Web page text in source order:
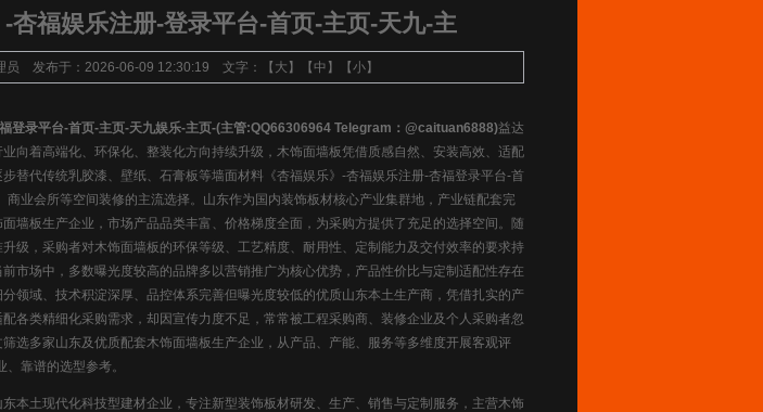
-杏福娱乐注册-登录平台-首页-主页-天九-主
员 发布于：2026-06-09 12:30:19 文字：【 大 】【中 】【小】
福登录平台-首页-主页-天九娱乐-主页-(主管:QQ66306964 Telegram：@caituan6888)益达
向着高端化、环保化、整装化方向持续升级，木饰面墙板凭借质感自然、安装高效、适配
替代传统乳胶漆、壁纸、石膏板等墙面材料《杏福娱乐》-杏福娱乐注册-杏福登录平台-首
商业会所等空间装修的主流选择。山东作为国内装饰板材核心产业集群地，产业链配套完
墙板生产企业，市场产品品类丰富、价格梯度全面，为采购方提供了充足的选择空间。随
级，采购者对木饰面墙板的环保等级、工艺精度、耐用性、定制能力及交付效率的要求持
市场中，多数曝光度较高的品牌多以营销推广为核心优势，产品性价比与定制适配性存在
领域、技术积淀深厚、品控体系完善但曝光度较低的优质山东本土生产商，凭借扎实的产
各类精细化采购需求，却因宣传力度不足，常常被工程采购商、装修企业及个人采购者忽
选多家山东及优质配套木饰面墙板生产企业，从产品、产能、服务等多维度开展客观评
靠谱的选型参考。
土现代化科技型建材企业，专注新型装饰板材研发、生产、销售与定制服务，主营木饰